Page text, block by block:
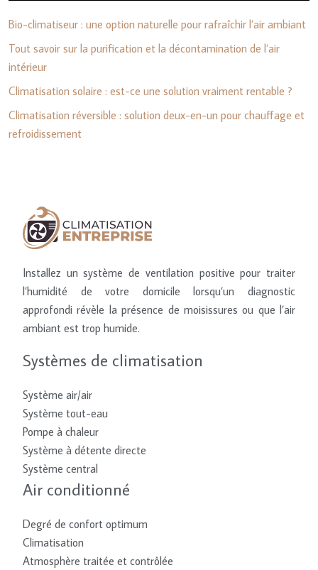
Bio-climatiseur : une option naturelle pour rafraîchir l’air ambiant
Tout savoir sur la purification et la décontamination de l’air
intérieur
Climatisation solaire : est-ce une solution vraiment rentable ?
Climatisation réversible : solution deux-en-un pour chauffage et
refroidissement
Installez un système de ventilation positive pour traiter
l’humidité de votre domicile lorsqu’un diagnostic
approfondi révèle la présence de moisissures ou que l’air
ambiant est trop humide.
Systèmes de climatisation
Système air/air
Système tout-eau
Pompe à chaleur
Système à détente directe
Système central
Air conditionné
Degré de confort optimum
Climatisation
Atmosphère traitée et contrôlée